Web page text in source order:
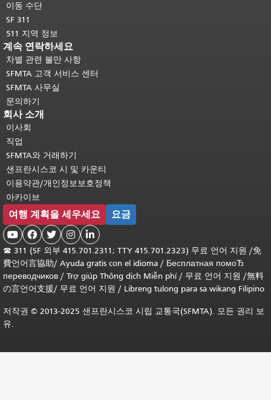
이동 수단
SF 311
511 지역 정보
계속 연락하세요
차별 관련 불만 사항
SFMTA 고객 서비스 센터
SFMTA 사무실
문의하기
회사 소개
이사회
직업
SFMTA와 거래하기
샌프란시스코 시 및 카운티
이용약관/개인정보보호정책
아카이브
여행 계획을 세우세요 요금
    
☎ 311 (SF 외부 415.701.2311; TTY 415.701.2323) 무료 언어 지원 /免
費언어言協助/ Ayuda gratis con el idioma / Бесплатная помоЂ
переводчиков / Trợ giúp Thông dịch Miễn phí/ 무료 언어 지원 /無料
の言언어支援/ 무료 언어 지원 / Libreng tulong para sa wikang Filipino
저작권 © 2013-2025 샌프란시스코 시립 교통국(SFMTA). 모든 권리 보
유.